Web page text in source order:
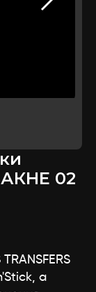
АКНЕ 02
а